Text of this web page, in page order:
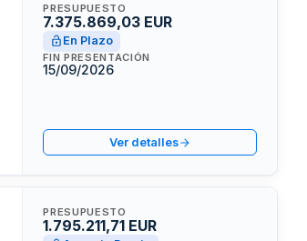
PRESUPUESTO
7.375.869,03 EUR
En Plazo
FIN PRESENTACIÓN
15/09/2026
Ver detalles
PRESUPUESTO
1.795.211,71 EUR